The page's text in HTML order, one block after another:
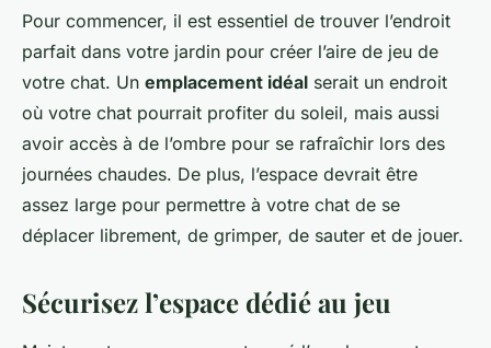
Pour commencer, il est essentiel de trouver l’endroit
parfait dans votre jardin pour créer l’aire de jeu de
votre chat. Un emplacement idéal serait un endroit
où votre chat pourrait profiter du soleil, mais aussi
avoir accès à de l’ombre pour se rafraîchir lors des
journées chaudes. De plus, l’espace devrait être
assez large pour permettre à votre chat de se
déplacer librement, de grimper, de sauter et de jouer.
Sécurisez l’espace dédié au jeu